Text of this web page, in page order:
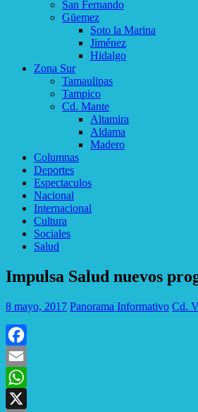
San Fernando
Güemez
Soto la Marina
Jiménez
Hidalgo
Zona Sur
Tamaulipas
Tampico
Cd. Mante
Altamira
Aldama
Madero
Columnas
Deportes
Espectaculos
Nacional
Internacional
Cultura
Sociales
Salud
Impulsa Salud nuevos
8 mayo, 2017 Panorama Informativo Cd.
Facebook
Email
WhatsApp